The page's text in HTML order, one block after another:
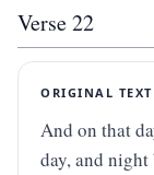
Verse22
ORIGINAL TEXT
And on that
day, and